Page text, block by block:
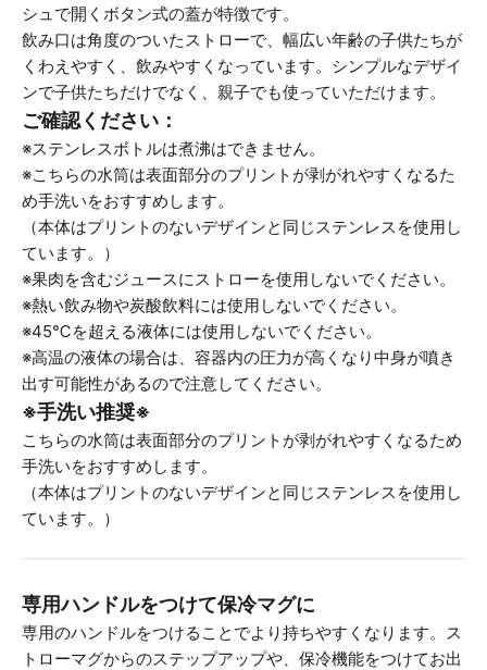
シュで開くボタン式の蓋が特徴です。
飲み口は角度のついたストローで、幅広い年齢の子供たちが
くわえやすく、飲みやすくなっています。シンプルなデザイ
ンで子供たちだけでなく、親子でも使っていただけます。
ご確認ください：
※ステンレスボトルは煮沸はできません。
※こちらの水筒は表面部分のプリントが剥がれやすくなるた
め手洗いをおすすめします。
（本体はプリントのないデザインと同じステンレスを使用し
ています。）
※果肉を含むジュースにストローを使用しないでください。
※熱い飲み物や炭酸飲料には使用しないでください。
※45℃を超える液体には使用しないでください。
※高温の液体の場合は、容器内の圧力が高くなり中身が噴き
出す可能性があるので注意してください。
※手洗い推奨※
こちらの水筒は表面部分のプリントが剥がれやすくなるため
手洗いをおすすめします。
（本体はプリントのないデザインと同じステンレスを使用し
ています。）
専用ハンドルをつけて保冷マグに
専用のハンドルをつけることでより持ちやすくなります。ス
トローマグからのステップアップや、保冷機能をつけてお出